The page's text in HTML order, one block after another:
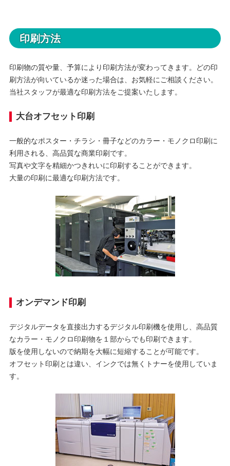
印刷方法
印刷物の質や量、予算により印刷方法が変わってきます。どの印
刷方法が向いているか迷った場合は、お気軽にご相談ください。
当社スタッフが最適な印刷方法をご提案いたします。
大台オフセット印刷
一般的なポスター・チラシ・冊子などのカラー・モノクロ印刷に
利用される、高品質な商業印刷です。
写真や文字を精細かつきれいに印刷することができます。
大量の印刷に最適な印刷方法です。
オンデマンド印刷
デジタルデータを直接出力するデジタル印刷機を使用し、高品質
なカラー・モノクロ印刷物を１部からでも印刷できます。
版を使用しないので納期を大幅に短縮することが可能です。
オフセット印刷とは違い、インクでは無くトナーを使用していま
す。